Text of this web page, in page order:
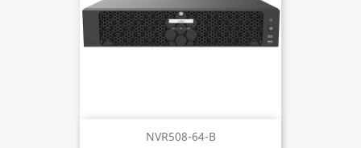
NVR508-64-B